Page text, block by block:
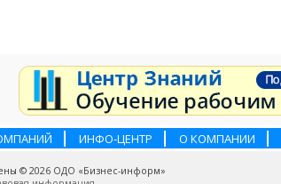
ИНФО-ЦЕНТР О КОМПАНИИ
© 2026 ОДО «Бизнес-информ»